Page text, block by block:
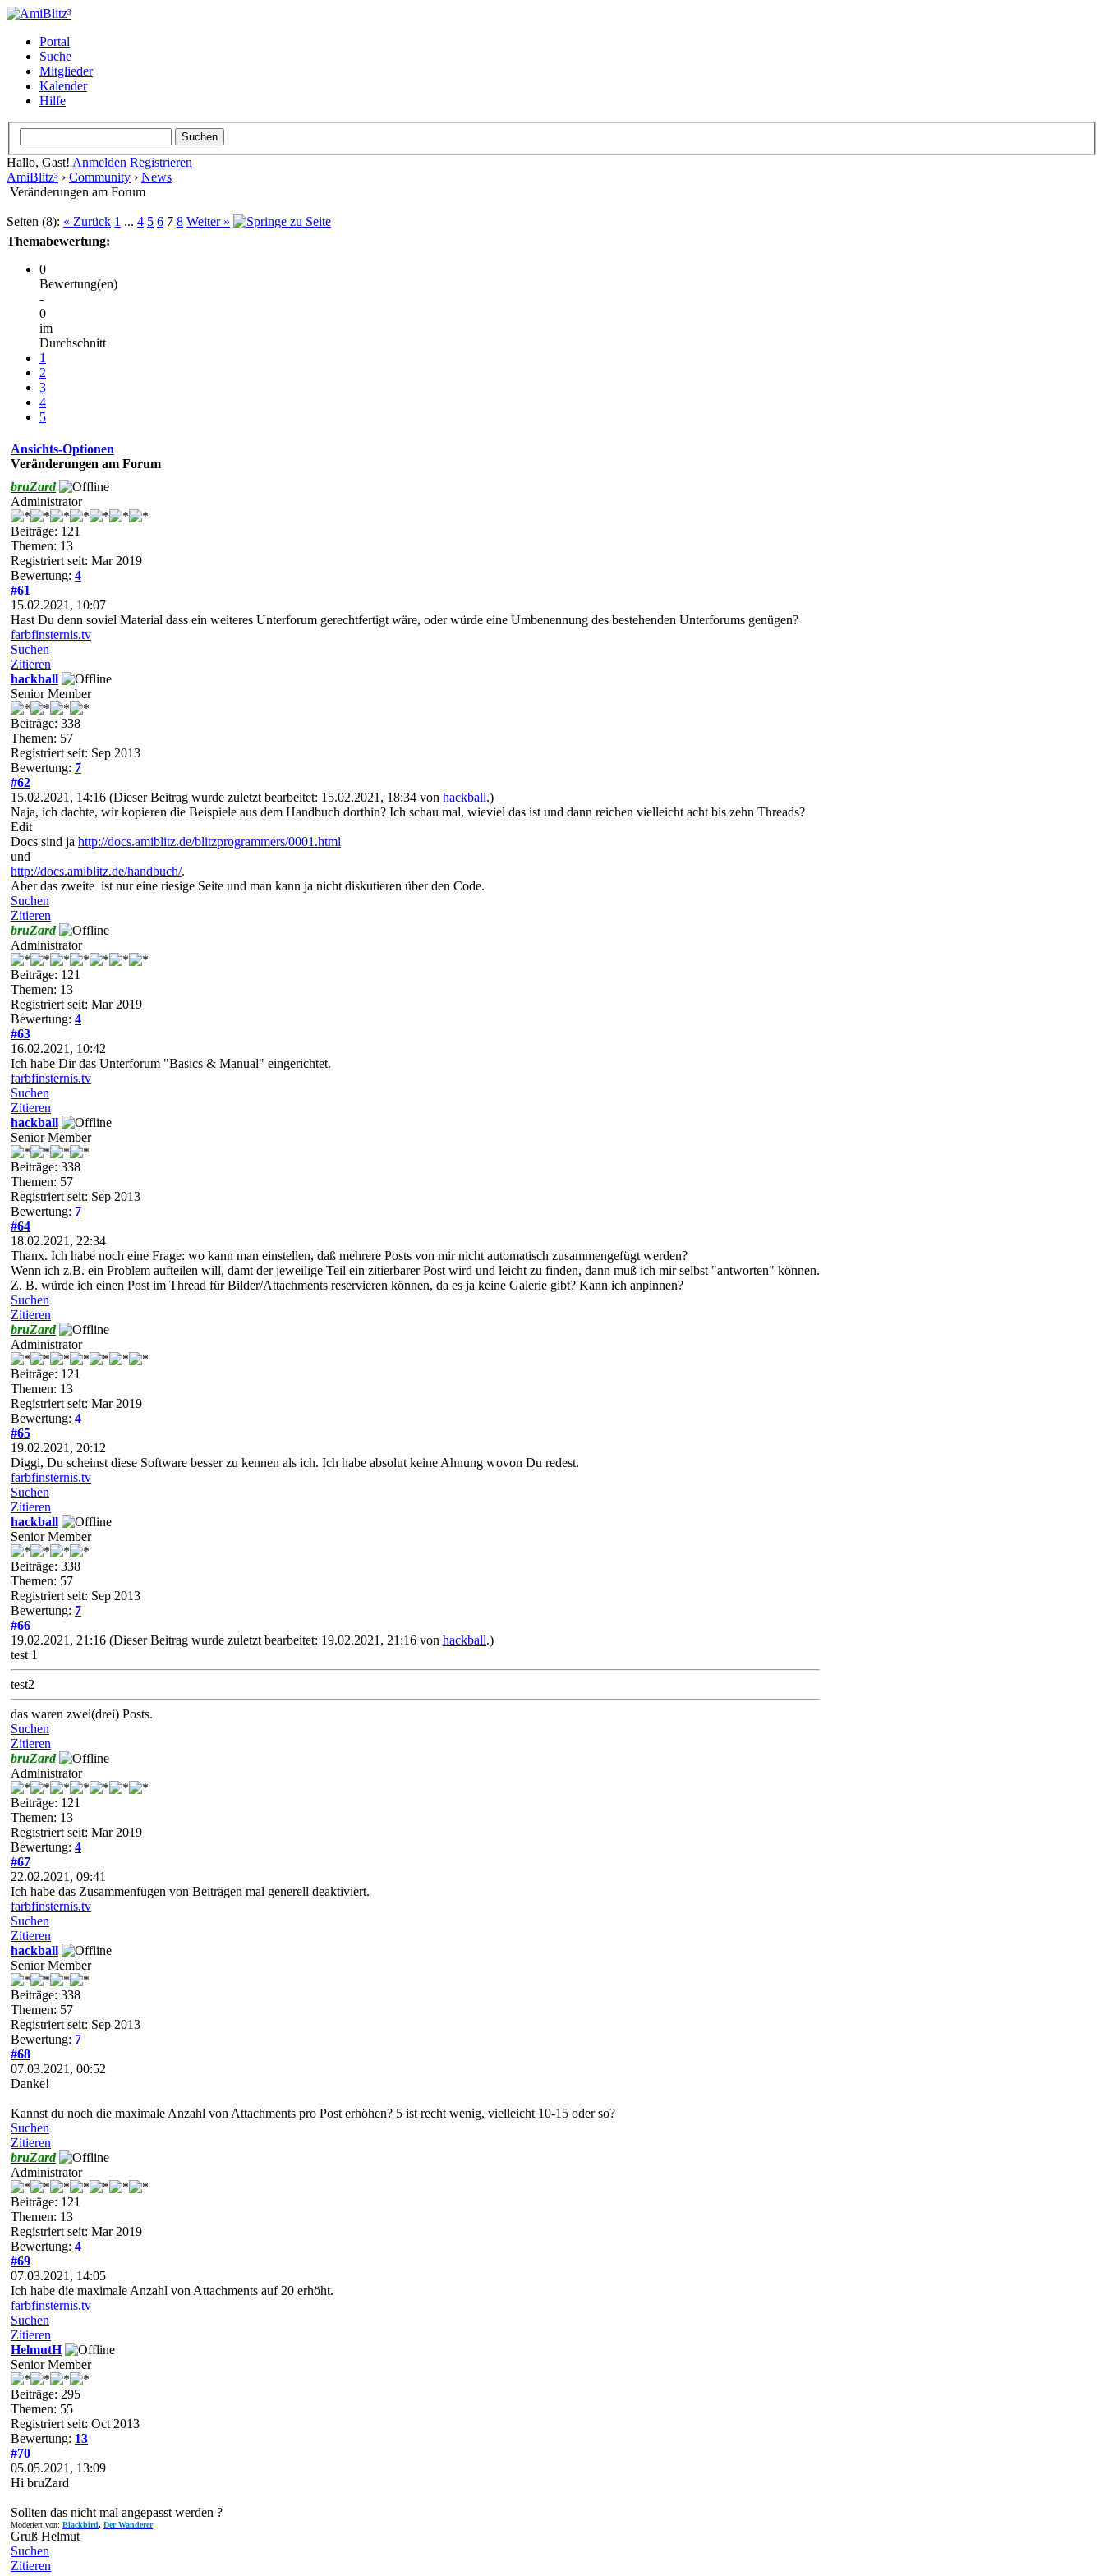
Portal
Suche
Mitglieder
Kalender
Hilfe
Hallo, Gast! Anmelden Registrieren
AmiBlitz³ › Community › News
Veränderungen am Forum
Seiten (8): « Zurück 1 ... 4 5 6 7 8 Weiter »
Themabewertung:
0
Bewertung(en)
-
0
im
Durchschnitt
1
2
3
4
5
Ansichts-Optionen
Veränderungen am Forum
bruZard
Administrator
Beiträge: 121
Themen: 13
Registriert seit: Mar 2019
Bewertung: 4
#61
15.02.2021, 10:07
Hast Du denn soviel Material dass ein weiteres Unterforum gerechtfertigt wäre, oder würde eine Umbenennung des bestehenden Unterforums genügen?
farbfinsternis.tv
Suchen
Zitieren
hackball
Senior Member
Beiträge: 338
Themen: 57
Registriert seit: Sep 2013
Bewertung: 7
#62
15.02.2021, 14:16 (Dieser Beitrag wurde zuletzt bearbeitet: 15.02.2021, 18:34 von hackball.)
Naja, ich dachte, wir kopieren die Beispiele aus dem Handbuch dorthin? Ich schau mal, wieviel das ist und dann reichen vielleicht acht bis zehn Threads?
Edit
Docs sind ja http://docs.amiblitz.de/blitzprogrammers/0001.html
und
http://docs.amiblitz.de/handbuch/.
Aber das zweite ist nur eine riesige Seite und man kann ja nicht diskutieren über den Code.
Suchen
Zitieren
bruZard
Administrator
Beiträge: 121
Themen: 13
Registriert seit: Mar 2019
Bewertung: 4
#63
16.02.2021, 10:42
Ich habe Dir das Unterforum "Basics & Manual" eingerichtet.
farbfinsternis.tv
Suchen
Zitieren
hackball
Senior Member
Beiträge: 338
Themen: 57
Registriert seit: Sep 2013
Bewertung: 7
#64
18.02.2021, 22:34
Thanx. Ich habe noch eine Frage: wo kann man einstellen, daß mehrere Posts von mir nicht automatisch zusammengefügt werden?
Wenn ich z.B. ein Problem aufteilen will, damt der jeweilige Teil ein zitierbarer Post wird und leicht zu finden, dann muß ich mir selbst "antworten" können.
Z. B. würde ich einen Post im Thread für Bilder/Attachments reservieren können, da es ja keine Galerie gibt? Kann ich anpinnen?
Suchen
Zitieren
bruZard
Administrator
Beiträge: 121
Themen: 13
Registriert seit: Mar 2019
Bewertung: 4
#65
19.02.2021, 20:12
Diggi, Du scheinst diese Software besser zu kennen als ich. Ich habe absolut keine Ahnung wovon Du redest.
farbfinsternis.tv
Suchen
Zitieren
hackball
Senior Member
Beiträge: 338
Themen: 57
Registriert seit: Sep 2013
Bewertung: 7
#66
19.02.2021, 21:16 (Dieser Beitrag wurde zuletzt bearbeitet: 19.02.2021, 21:16 von hackball.)
test 1
test2
das waren zwei(drei) Posts.
Suchen
Zitieren
bruZard
Administrator
Beiträge: 121
Themen: 13
Registriert seit: Mar 2019
Bewertung: 4
#67
22.02.2021, 09:41
Ich habe das Zusammenfügen von Beiträgen mal generell deaktiviert.
farbfinsternis.tv
Suchen
Zitieren
hackball
Senior Member
Beiträge: 338
Themen: 57
Registriert seit: Sep 2013
Bewertung: 7
#68
07.03.2021, 00:52
Danke!
Kannst du noch die maximale Anzahl von Attachments pro Post erhöhen? 5 ist recht wenig, vielleicht 10-15 oder so?
Suchen
Zitieren
bruZard
Administrator
Beiträge: 121
Themen: 13
Registriert seit: Mar 2019
Bewertung: 4
#69
07.03.2021, 14:05
Ich habe die maximale Anzahl von Attachments auf 20 erhöht.
farbfinsternis.tv
Suchen
Zitieren
HelmutH
Senior Member
Beiträge: 295
Themen: 55
Registriert seit: Oct 2013
Bewertung: 13
#70
05.05.2021, 13:09
Hi bruZard
Sollten das nicht mal angepasst werden ?
Moderiert von: Blackbird, Der Wanderer
Gruß Helmut
Suchen
Zitieren